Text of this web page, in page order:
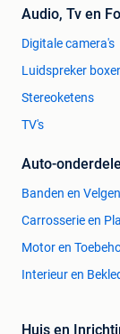
of 0034
mailadres
VILLA TE HUUR
ZON - ZEE
AUTOVAKANTIE
GRATIS-
AVENTURA-
Audio, Tv en
Digitale camera's
Luidspreker
Stereoketens
TV's
Auto-
Banden en Velgen
Carrosserie en
Motor en
Interieur en
Huis en